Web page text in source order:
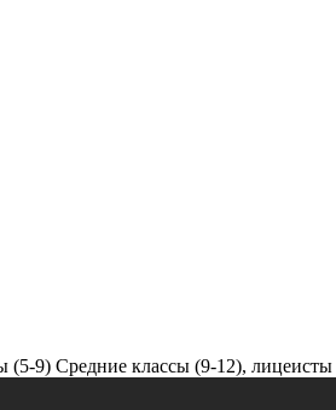
(5-9) Средние классы (9-12), лицеисты